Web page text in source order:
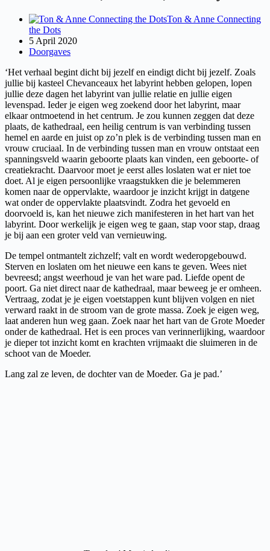
Ton & Anne Connecting
the Dots
5 April 2020
Doorgaves
‘Het verhaal begint dicht bij jezelf en eindigt dicht bij jezelf. Zoals
jullie bij kasteel Chevanceaux het labyrint hebben gelopen, lopen
jullie deze dagen het labyrint van jullie relatie en jullie eigen
levenspad. Ieder je eigen weg zoekend door het labyrint, maar
elkaar ontmoetend in het centrum. Je zou kunnen zeggen dat deze
plaats, de kathedraal, een heilig centrum is van verbinding tussen
hemel en aarde en juist op zo’n plek is de verbinding tussen man en
vrouw cruciaal. In de verbinding tussen man en vrouw ontstaat een
spanningsveld waarin geboorte plaats kan vinden, een geboorte- of
creatiekracht. Daarvoor moet je eerst alles loslaten wat er niet toe
doet. Al je eigen persoonlijke vraagstukken die je belemmeren
komen naar de oppervlakte, waardoor je inzicht krijgt in datgene
wat onder de oppervlakte plaatsvindt. Zodra het gevoeld en
doorvoeld is, kan het nieuwe zich manifesteren in het hart van het
labyrint. Door werkelijk je eigen weg te gaan, stap voor stap, draag
je bij aan een groter veld van vernieuwing.
De tempel ontmantelt zichzelf; valt en wordt wederopgebouwd.
Sterven en loslaten om het nieuwe een kans te geven. Wees niet
bevreesd; angst weerhoud je van het ware pad. Liefde opent de
poort. Ga niet direct naar de kathedraal, maar beweeg je er omheen.
Vertraag, zodat je je eigen voetstappen kunt blijven volgen en niet
verward raakt in de stroom van de grote massa. Zoek je eigen weg,
laat anderen hun weg gaan. Zoek naar het hart van de Grote Moeder
onder de kathedraal. Het is een proces van verinnerlijking, waardoor
je dieper tot inzicht komt en krachten vrijmaakt die sluimeren in de
schoot van de Moeder.
Lang zal ze leven, de dochter van de Moeder. Ga je pad.’